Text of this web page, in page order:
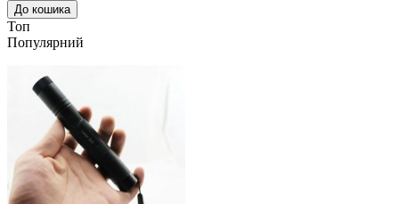
До кошика
Топ
Популярний